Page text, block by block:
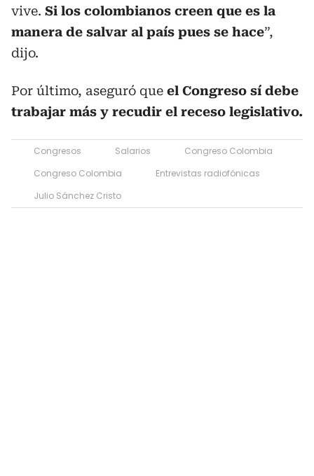
vive. Si los colombianos creen que es la
manera de salvar al país pues se hace”,
dijo.
Por último, aseguró que el Congreso sí debe
trabajar más y recudir el receso legislativo.
Congresos Salarios
Congreso Colombia
Congreso Colombia
Entrevistas radiofónicas
Julio Sánchez Cristo